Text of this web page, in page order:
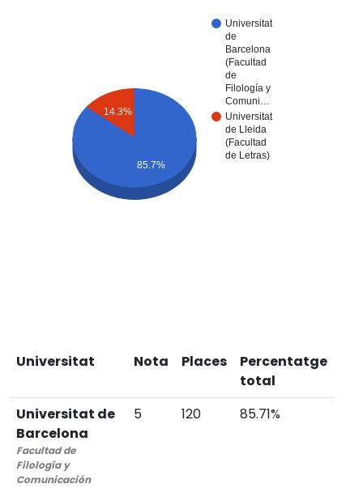
Universitat
de
Barcelona
(Facultad
de
Filología y
Comuni…
Universitat
de Lleida
(Facultad
de Letras)
14.3%
85.7%
Universitat Nota Places
Percentatge
total
Universitat de
Barcelona
Facultad de
Filología y
Comunicación
5 120 85.71%